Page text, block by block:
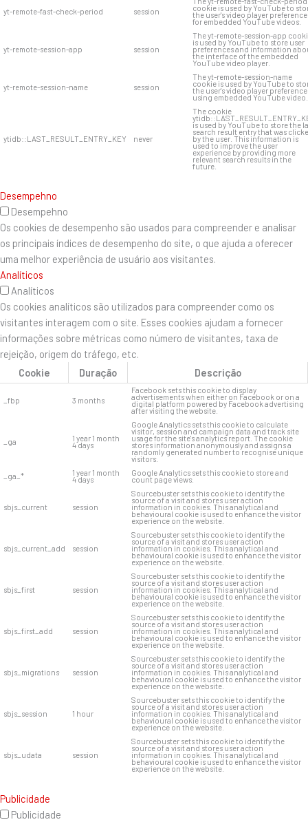
yt-remote-fast-check-period session cookie is used by YouTube to
the user's video player
for embedded YouTube videos.
yt-remote-session-app session
The yt-remote-session-app
is used by YouTube to store user
preferences and information
the interface of the embedded
YouTube video player.
yt-remote-session-name session
The yt-remote-session-name
cookie is used by YouTube to
the user's video player
using embedded YouTube video.
ytidb::LAST_RESULT_ENTRY_KEY never
The cookie
is used by YouTube to store the
search result entry that was
by the user. This information is
used to improve the user
experience by providing more
relevant search results in the
future.
Desempehno
Desempehno
Os cookies de desempenho são usados ​​para compreender e analisar
os principais índices de desempenho do site, o que ajuda a oferecer
uma melhor experiência de usuário aos visitantes.
Analíticos
Analíticos
Os cookies analíticos são utilizados para compreender como os
visitantes interagem com o site. Esses cookies ajudam a fornecer
informações sobre métricas como número de visitantes, taxa de
rejeição, origem do tráfego, etc.
Cookie
Duração Descrição
_fbp 3 months
Facebook sets this cookie to display
advertisements when either on Facebook or on a
digital platform powered by Facebook advertising
after visiting the website.
_ga 1 year 1 month
4 days
Google Analytics sets this cookie to calculate
visitor, session and campaign data and track site
usage for the site's analytics report. The cookie
stores information anonymously and assigns a
randomly generated number to recognise unique
visitors.
_ga_*
1 year 1 month
4 days
Google Analytics sets this cookie to store and
count page views.
sbjs_current session
Sourcebuster sets this cookie to identify the
source of a visit and stores user action
information in cookies. This analytical and
behavioural cookie is used to enhance the visitor
experience on the website.
sbjs_current_add session
Sourcebuster sets this cookie to identify the
source of a visit and stores user action
information in cookies. This analytical and
behavioural cookie is used to enhance the visitor
experience on the website.
sbjs_first session
Sourcebuster sets this cookie to identify the
source of a visit and stores user action
information in cookies. This analytical and
behavioural cookie is used to enhance the visitor
experience on the website.
sbjs_first_add session
Sourcebuster sets this cookie to identify the
source of a visit and stores user action
information in cookies. This analytical and
behavioural cookie is used to enhance the visitor
experience on the website.
sbjs_migrations session
Sourcebuster sets this cookie to identify the
source of a visit and stores user action
information in cookies. This analytical and
behavioural cookie is used to enhance the visitor
experience on the website.
sbjs_session 1 hour
Sourcebuster sets this cookie to identify the
source of a visit and stores user action
information in cookies. This analytical and
behavioural cookie is used to enhance the visitor
experience on the website.
sbjs_udata session
Sourcebuster sets this cookie to identify the
source of a visit and stores user action
information in cookies. This analytical and
behavioural cookie is used to enhance the visitor
experience on the website.
Publicidade
Publicidade